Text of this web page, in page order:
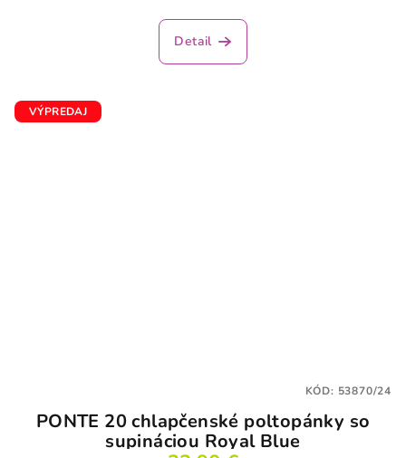
Detail
VÝPREDAJ
PONTE 20 chlapčenské poltopánky so
supináciou Royal Blue
KÓD: 53870/24